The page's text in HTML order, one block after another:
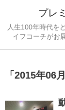
プレ
人生100年時代を
イフコーチがお
「 2015年06